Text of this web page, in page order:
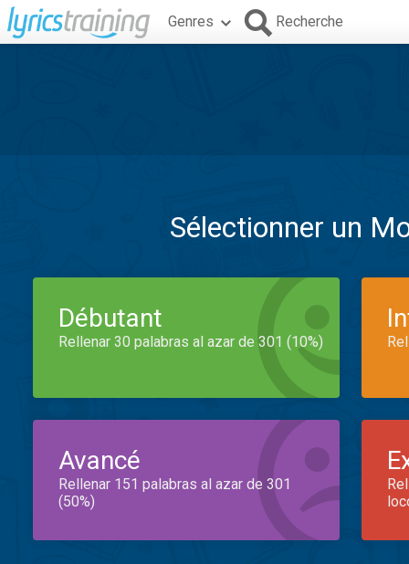
Genres Recherche
Sélectionner un
Débutant
Rellenar 30 palabras al azar de 301 (10%)
Avancé
Rellenar 151 palabras al azar de 301
(50%)